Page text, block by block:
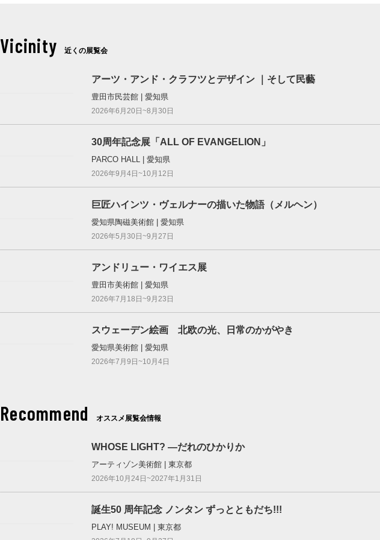
Vicinity 近くの展覧会
アーツ・アンド・クラフツとデザイン ｜そして民藝
豊田市民芸館 | 愛知県
2026年6月20日~8月30日
30周年記念展「ALL OF EVANGELION」
PARCO HALL | 愛知県
2026年9月4日~10月12日
巨匠ハインツ・ヴェルナーの描いた物語（メルヘン）
愛知県陶磁美術館 | 愛知県
2026年5月30日~9月27日
アンドリュー・ワイエス展
豊田市美術館 | 愛知県
2026年7月18日~9月23日
スウェーデン絵画 北欧の光、日常のかがやき
愛知県美術館 | 愛知県
2026年7月9日~10月4日
Recommend オススメ展覧会情報
WHOSE LIGHT? —だれのひかりか
アーティゾン美術館 | 東京都
2026年10月24日~2027年1月31日
誕⽣50 周年記念 ノンタン ずっとともだち!!!
PLAY! MUSEUM | 東京都